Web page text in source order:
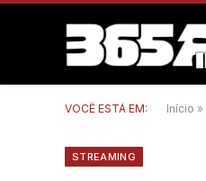
VOCÊ ESTÁ EM: Início »
STREAMING